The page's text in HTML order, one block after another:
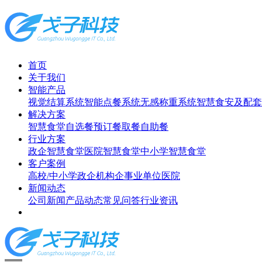
首页
关于我们
智能产品
视觉结算系统智能点餐系统无感称重系统智慧食安及配
解决方案
智慧食堂自选餐预订餐取餐自助餐
行业方案
政企智慧食堂医院智慧食堂中小学智慧食堂
客户案例
高校/中小学政企机构企事业单位医院
新闻动态
公司新闻产品动态常见问答行业资讯